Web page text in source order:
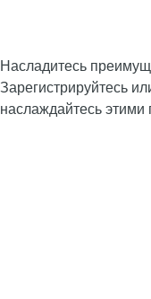
Насладитесь
Зарегистрируйтесь
наслаждайтесь